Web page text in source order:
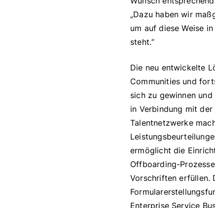
„Dazu haben wir
um auf diese Weise
steht.“
Die neu entwickelte
Communities und
sich zu gewinnen
in Verbindung mit
Talentnetzwerke
ermöglicht die
Offboarding-
Vorschriften erfüllen.
Enterprise Service